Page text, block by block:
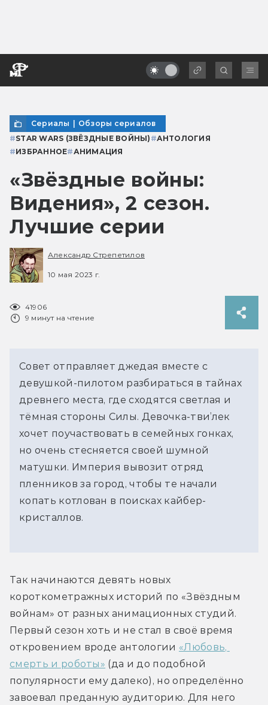
Сериалы | Обзоры сериалов
#STAR WARS (ЗВЁЗДНЫЕ ВОЙНЫ) #АНТОЛОГИЯ
#ИЗБРАННОЕ#АНИМАЦИЯ
«Звёздные войны:
Видения», 2 сезон.
Лучшие серии
Александр Стрепетилов
10 мая 2023 г.
41906
9 минут на чтение
Совет отправляет джедая вместе с
девушкой-пилотом разбираться в тайнах
древнего места, где сходятся светлая и
тёмная стороны Силы. Девочка-тви’лек
хочет поучаствовать в семейных гонках,
но очень стесняется своей шумной
матушки. Империя вывозит отряд
пленников за город, чтобы те начали
копать котлован в поисках кайбер-
кристаллов.
Так начинаются девять новых
короткометражных историй по «Звёздным
войнам» от разных анимационных студий.
Первый сезон хоть и не стал в своё время
откровением вроде антологии «Любовь,
смерть и роботы» (да и до подобной
популярности ему далеко), но определённо
завоевал преданную аудиторию. Для него